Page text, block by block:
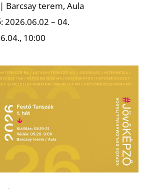
Barcsay terem, Aula
2026.06.02 – 04.
10:00